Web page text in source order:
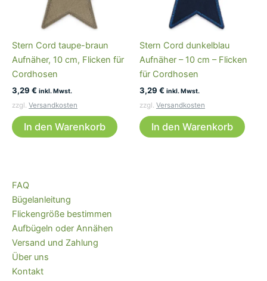
Stern Cord taupe-braun
Aufnäher, 10 cm, Flicken für
Cordhosen
3,29 € inkl. Mwst.
zzgl. Versandkosten
In den Warenkorb
Stern Cord dunkelblau
Aufnäher – 10 cm – Flicken
für Cordhosen
3,29 € inkl. Mwst.
zzgl. Versandkosten
In den Warenkorb
FAQ
Bügelanleitung
Flickengröße bestimmen
Aufbügeln oder Annähen
Versand und Zahlung
Über uns
Kontakt